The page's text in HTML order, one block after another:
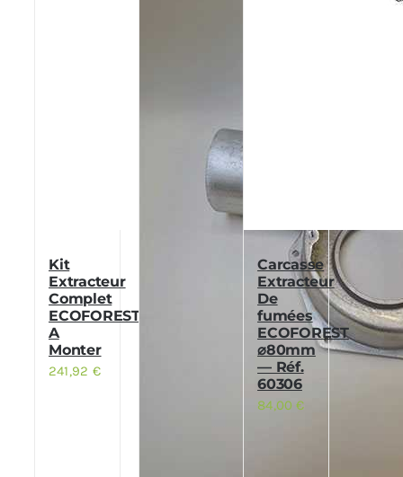
Kit
Extracteur
Complet
ECOFOREST
A
Monter
241,92 €
Carcasse
Extracteur
De
fumées
ECOFOREST
⌀80mm
— Réf.
60306
84,00€